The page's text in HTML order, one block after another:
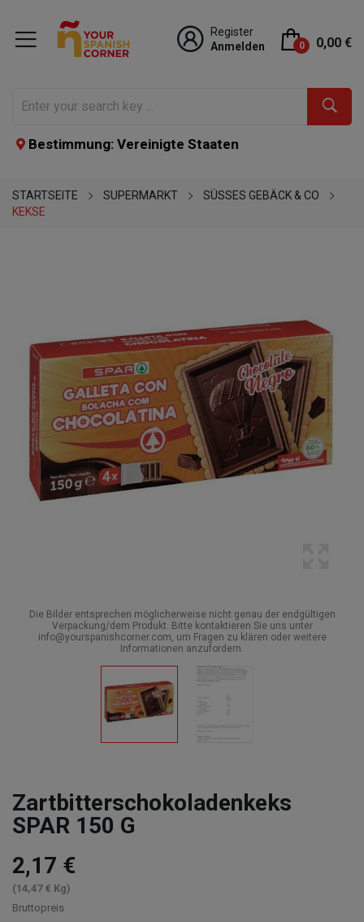
Register
Anmelden
0 0,00 €
Bestimmung: Vereinigte Staaten
STARTSEITE SUPERMARKT
SÜSSES GEBÄCK & CO
KEKSE
Die Bilder entsprechen möglicherweise nicht genau der endgültigen
Verpackung/dem Produkt. Bitte kontaktieren Sie uns unter
info@yourspanishcorner.com, um Fragen zu klären oder weitere
Informationen anzufordern.
Zartbitterschokoladenkeks
SPAR 150 G
2,17 €
(14,47 € Kg)
Bruttopreis